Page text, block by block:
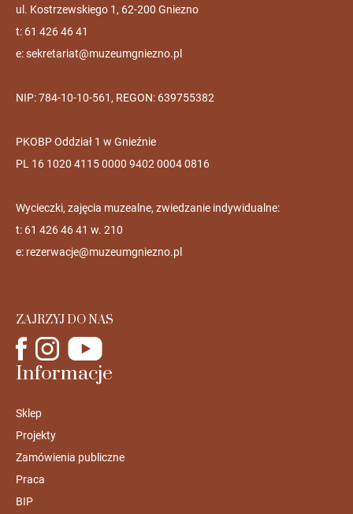
ul. Kostrzewskiego 1, 62-200 Gniezno
t: 61 426 46 41
e:sekretariat@muzeumgniezno.pl
NIP: 784-10-10-561, REGON: 639755382
PKOBP Oddział 1 w Gnieźnie
PL 16 1020 4115 0000 9402 0004 0816
Wycieczki, zajęcia muzealne, zwiedzanie indywidualne:
t: 61 426 46 41 w. 210
e: rezerwacje@muzeumgniezno.pl
ZAJRZYJ DO NAS
Informacje
Sklep
Projekty
Zamówienia publiczne
Praca
BIP